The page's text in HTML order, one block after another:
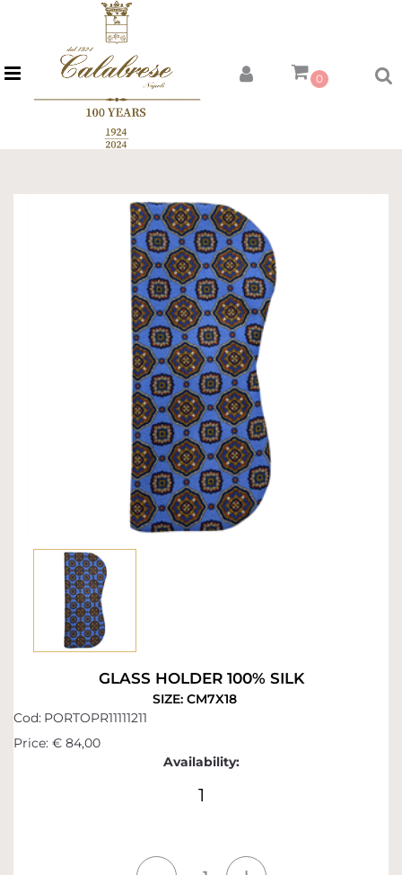
Open menu 0
GLASS HOLDER 100% SILK
SIZE: CM7X18
Cod: PORTOPR11111211
Price: € 84,00
Availability:
1